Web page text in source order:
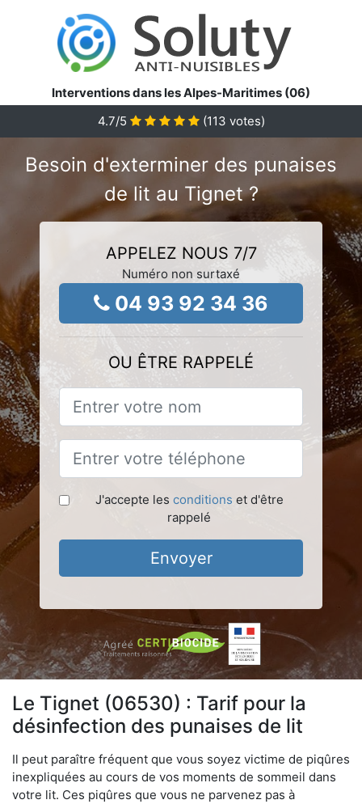
Interventions dans les Alpes-Maritimes (06)
4.7/5 (113 votes)
Besoin d'exterminer des punaises
de lit au Tignet ?
APPELEZ NOUS 7/7
Numéro non surtaxé
04 93 92 34 36
OU ÊTRE RAPPELÉ
J'accepte les conditions et d'être
rappelé
Envoyer
Le Tignet (06530) : Tarif pour la
désinfection des punaises de lit
Il peut paraître fréquent que vous soyez victime de piqûres
inexpliquées au cours de vos moments de sommeil dans
votre lit. Ces piqûres que vous ne parvenez pas à